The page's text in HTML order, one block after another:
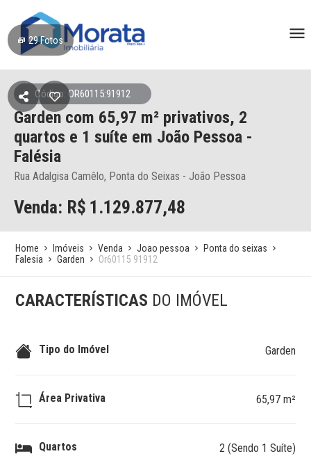
29Fotos
Código: OR60115:91912
Garden com 65,97 m² privativos, 2
quartos e 1 suíte em João Pessoa -
Falésia
Rua Adalgisa Camêlo, Ponta do Seixas - João Pessoa
Venda: R$ 1.129.877,48
Home Imóveis Venda Joao pessoa
Ponta do seixas
Falesia
Garden Or60115 91912
CARACTERÍSTICAS DO IMÓVEL
Tipo do Imóvel Garden
Área Privativa 65,97 m²
Quartos 2 (Sendo 1 Suíte)